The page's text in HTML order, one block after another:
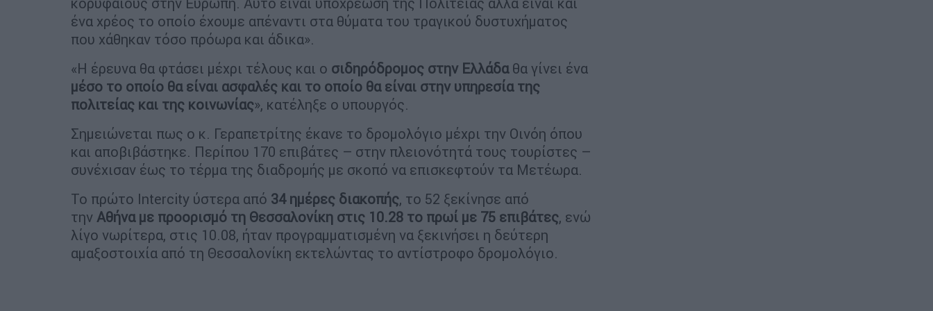
ένα χρέος το οποίο έχουμε απέναντι στα θύματα του τραγικού δυστυχήματος
που χάθηκαν τόσο πρόωρα και άδικα».
«Η έρευνα θα φτάσει μέχρι τέλους και ο σιδηρόδρομος στην Ελλάδαθα γίνει ένα
μέσο το οποίο θα είναι ασφαλές και το οποίο θα είναι στην υπηρεσία της
πολιτείας και της κοινωνίας», κατέληξε ο υπουργός.
Σημειώνεται πως ο κ. Γεραπετρίτης έκανε το δρομολόγιο μέχρι την Οινόη όπου
και αποβιβάστηκε. Περίπου 170 επιβάτες – στην πλειονότητά τους τουρίστες –
συνέχισαν έως το τέρμα της διαδρομής με σκοπό να επισκεφτούν τα Μετέωρα.
Το πρώτο Intercity ύστερα από 34 ημέρες διακοπής, το 52 ξεκίνησε από
την Αθήνα με προορισμό τη Θεσσαλονίκη στις 10.28 το πρωί με 75 επιβάτες, ενώ
λίγο νωρίτερα, στις 10.08, ήταν προγραμματισμένη να ξεκινήσει η δεύτερη
αμαξοστοιχία από τη Θεσσαλονίκη εκτελώντας το αντίστροφο δρομολόγιο.